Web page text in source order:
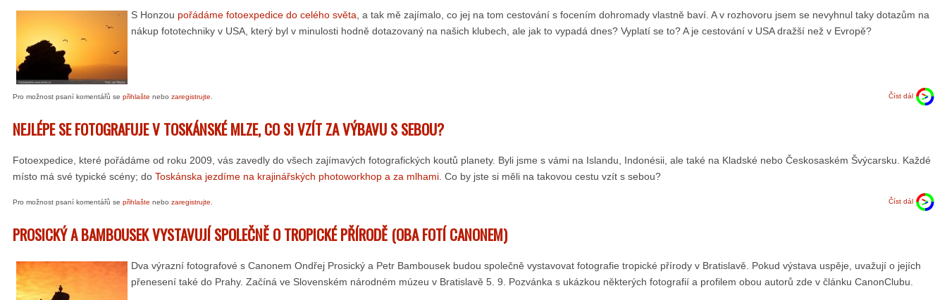
S Honzou pořádáme fotoexpedice do celého světa , a tak mě zajímalo, co jej na tom cestování s focením dohromady vlastně baví. A v rozhovoru jsem se nevyhnul taky dotazům na
nákup fototechniky v USA, který byl v minulosti hodně dotazovaný na našich klubech, ale jak to vypadá dnes? Vyplatí se to? A je cestování v USA dražší než v Evropě?
Pro možnost psaní komentářů se přihlašte nebo zaregistrujte Číst dál
NEJLÉPE SE FOTOGRAFUJE V TOSKÁNSKÉ MLZE, CO SI VZÍT ZA VÝBAVU S SEBOU?
Fotoexpedice, které pořádáme od roku 2009, vás zavedly do všech zajímavých fotografických koutů planety. Byli jsme s vámi na Islandu, Indonésii, ale také na Kladské nebo Českosaském Švýcarsku. Každé
místo má své typické scény; do Toskánska jezdíme na krajinářských photoworkhop a za mlhami . Co by jste si měli na takovou cestu vzít s sebou?
Pro možnost psaní komentářů se přihlašte nebo zaregistrujte Číst dál
PROSICKÝ A BAMBOUSEK VYSTAVUJÍ SPOLEČNĚ O TROPICKÉ PŘÍRODĚ (OBA FOTÍ CANONEM)
Dva výrazní fotografové s Canonem Ondřej Prosický a Petr Bambousek budou společně vystavovat fotografie tropické přírody v Bratislavě. Pokud výstava uspěje, uvažují o jejích
přenesení také do Prahy. Začíná ve Slovenském národném múzeu v Bratislavě 5. 9. Pozvánka s ukázkou některých fotografií a profilem obou autorů zde v článku CanonClubu.